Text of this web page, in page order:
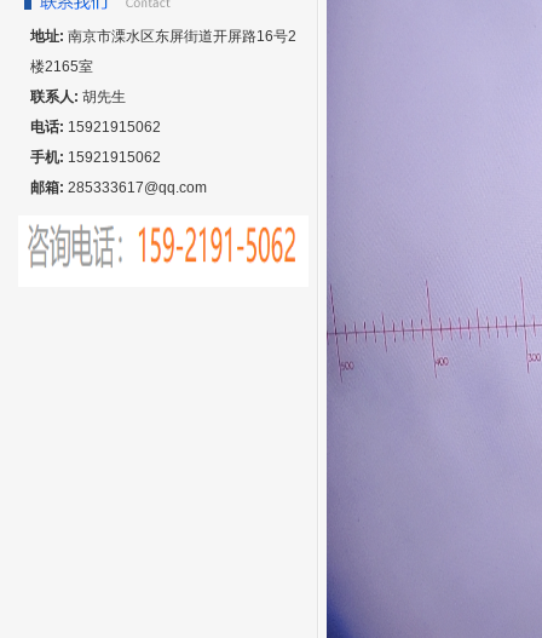
地址: 南京市溧水区东屏街道开屏路16号2
楼2165室
联系人: 胡先生
电话: 15921915062
手机: 15921915062
邮箱: 285333617@qq.com